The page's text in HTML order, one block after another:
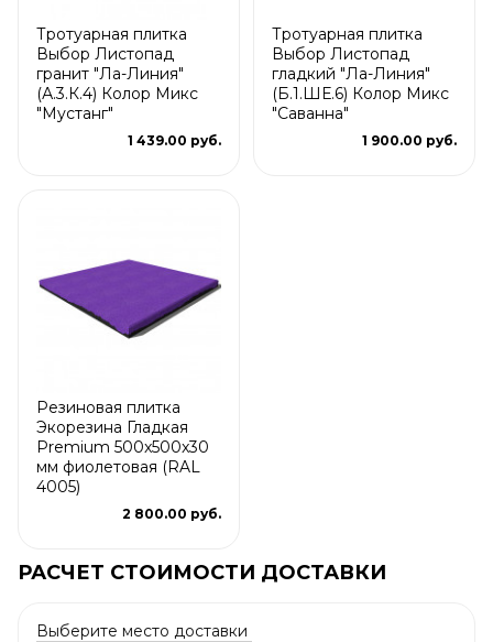
Тротуарная плитка
Выбор Листопад
гранит "Ла-Линия"
(А.3.К.4) Колор Микс
"Мустанг"
1 439.00 руб.
Тротуарная плитка
Выбор Листопад
гладкий "Ла-Линия"
(Б.1.ШЕ.6) Колор Микс
"Саванна"
1 900.00 руб.
Резиновая плитка
Экорезина Гладкая
Premium 500x500x30
мм фиолетовая (RAL
4005)
2 800.00 руб.
РАСЧЕТ СТОИМОСТИ ДОСТАВКИ
Выберите место доставки